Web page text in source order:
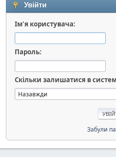
Увійти
Ім'я користувача:
Пароль:
Скільки залишатися в
Забули